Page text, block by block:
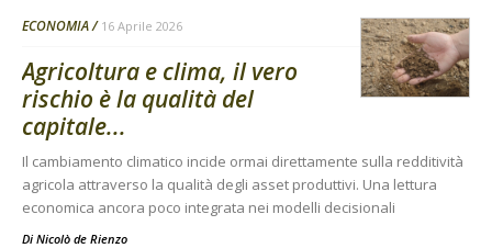
ECONOMIA 16 Aprile 2026
Agricoltura e clima, il vero
rischio è la qualità del
capitale...
Il cambiamento climatico incide ormai direttamente sulla redditività
agricola attraverso la qualità degli asset produttivi. Una lettura
economica ancora poco integrata nei modelli decisionali
Di Nicolò de Rienzo